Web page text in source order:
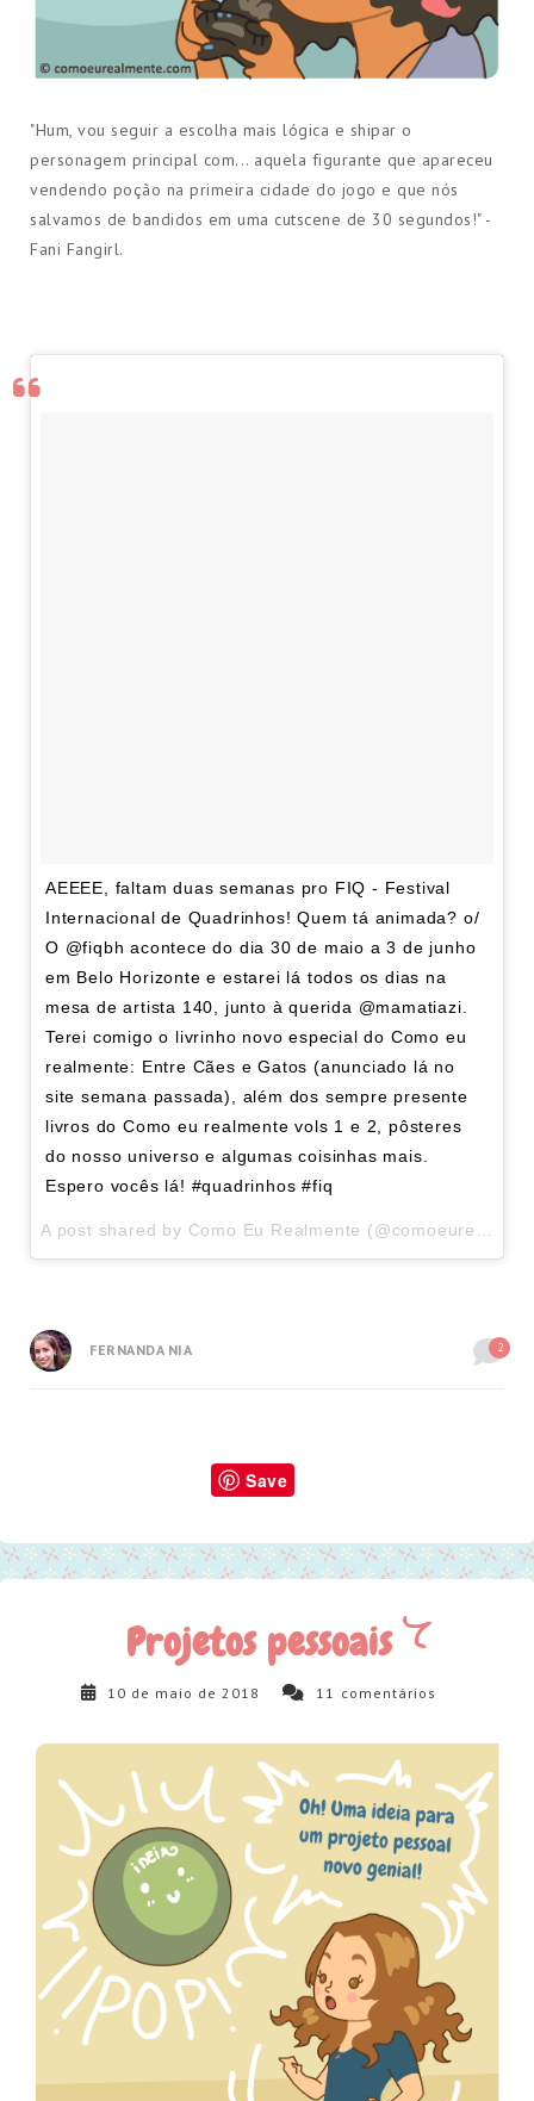
​ "Hum, vou seguir a escolha mais lógica e shipar o
personagem principal com... aquela figurante que apareceu
vendendo poção na primeira cidade do jogo e que nós
salvamos de bandidos em uma cutscene de 30 segundos!" -
Fani Fangirl.
AEEEE, faltam duas semanas pro FIQ - Festival
Internacional de Quadrinhos! Quem tá animada? o/
O @fiqbh acontece do dia 30 de maio a 3 de junho
em Belo Horizonte e estarei lá todos os dias na
mesa de artista 140, junto à querida @mamatiazi.
Terei comigo o livrinho novo especial do Como eu
realmente: Entre Cães e Gatos (anunciado lá no
site semana passada), além dos sempre presente
livros do Como eu realmente vols 1 e 2, pôsteres
do nosso universo e algumas coisinhas mais.
Espero vocês lá! #quadrinhos #fiq
A post shared by Como Eu Realmente (@comoeurealmente) on
FERNANDA NIA 2
Save
Projetos pessoais
10 de maio de 2018 11 comentários